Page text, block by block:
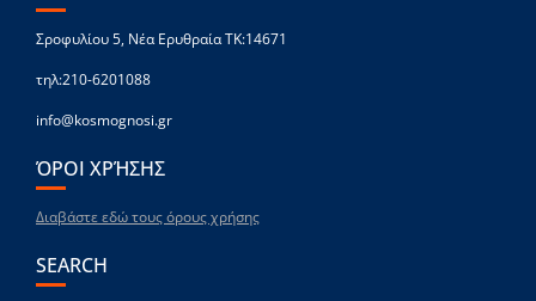
Σροφυλίου 5, Νέα Ερυθραία ΤΚ:14671
τηλ:210-6201088
info@kosmognosi.gr
ΌΡΟΙ ΧΡΉΣΗΣ
Διαβάστε εδώ τους όρους χρήσης
SEARCH